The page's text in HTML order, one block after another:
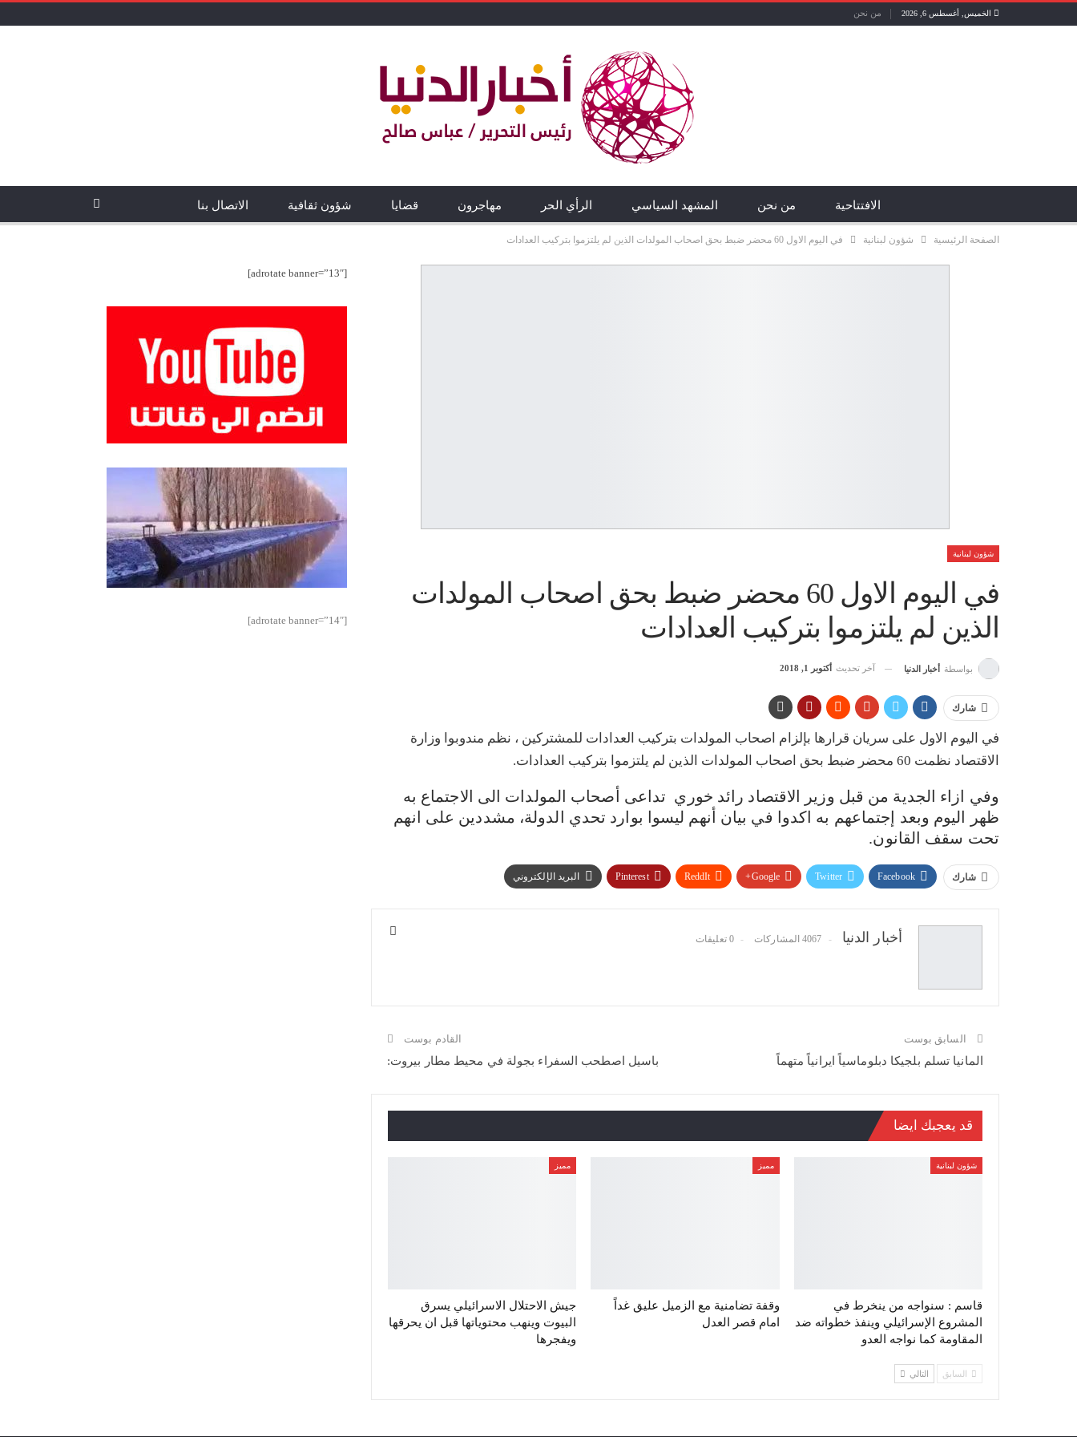
الخميس, أغسطس 6, 2026 من نحن
الافتتاحية من نحن المشهد السياسي الرأي الحر مهاجرون قضايا شؤون ثقافية الاتصال بنا
الصفحة الرئيسية شؤون لبنانية في اليوم الاول 60 محضر ضبط بحق اصحاب المولدات الذين لم يلتزموا بتركيب العدادات
شؤون لبنانية
في اليوم الاول 60 محضر ضبط بحق اصحاب المولدات
الذين لم يلتزموا بتركيب العدادات
بواسطة أخبار الدنيا آخر تحديث أكتوبر 1, 2018
شارك
في اليوم الاول على سريان قرارها بإلزام اصحاب المولدات بتركيب العدادات للمشتركين ، نظم مندوبوا وزارة
الاقتصاد نظمت 60 محضر ضبط بحق اصحاب المولدات الذين لم يلتزموا بتركيب العدادات.
وفي ازاء الجدية من قبل وزير الاقتصاد رائد خوري تداعى أصحاب المولدات الى الاجتماع به
ظهر اليوم وبعد إجتماعهم به اكدوا في بيان أنهم ليسوا بوارد تحدي الدولة، مشددين على انهم
تحت سقف القانون.
شارك Facebook
Twitter
Google+
ReddIt
Pinterest البريد الإلكتروني
أخبار الدنيا 4067 المشاركات 0 تعليقات
السابق بوست
المانيا تسلم بلجيكا دبلوماسياً ايرانياً متهماً
القادم بوست
باسيل اصطحب السفراء بجولة في محيط مطار بيروت:
قد يعجبك ايضا
شؤون لبنانية
قاسم : سنواجه من ينخرط في
المشروع الإسرائيلي وينفذ خطواته ضد
المقاومة كما نواجه العدو
مميز
وقفة تضامنية مع الزميل عليق غداً
امام قصر العدل
مميز
جيش الاحتلال الاسرائيلي يسرق
البيوت وينهب محتوياتها قبل ان يحرقها
ويفجرها
السابق التالي
[adrotate banner=”13″]
[adrotate banner=”14″]